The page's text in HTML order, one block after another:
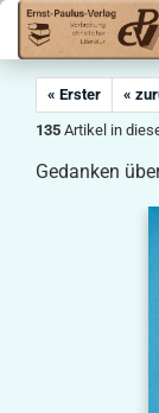
« Erster «
135 Artikel in
Gedanken